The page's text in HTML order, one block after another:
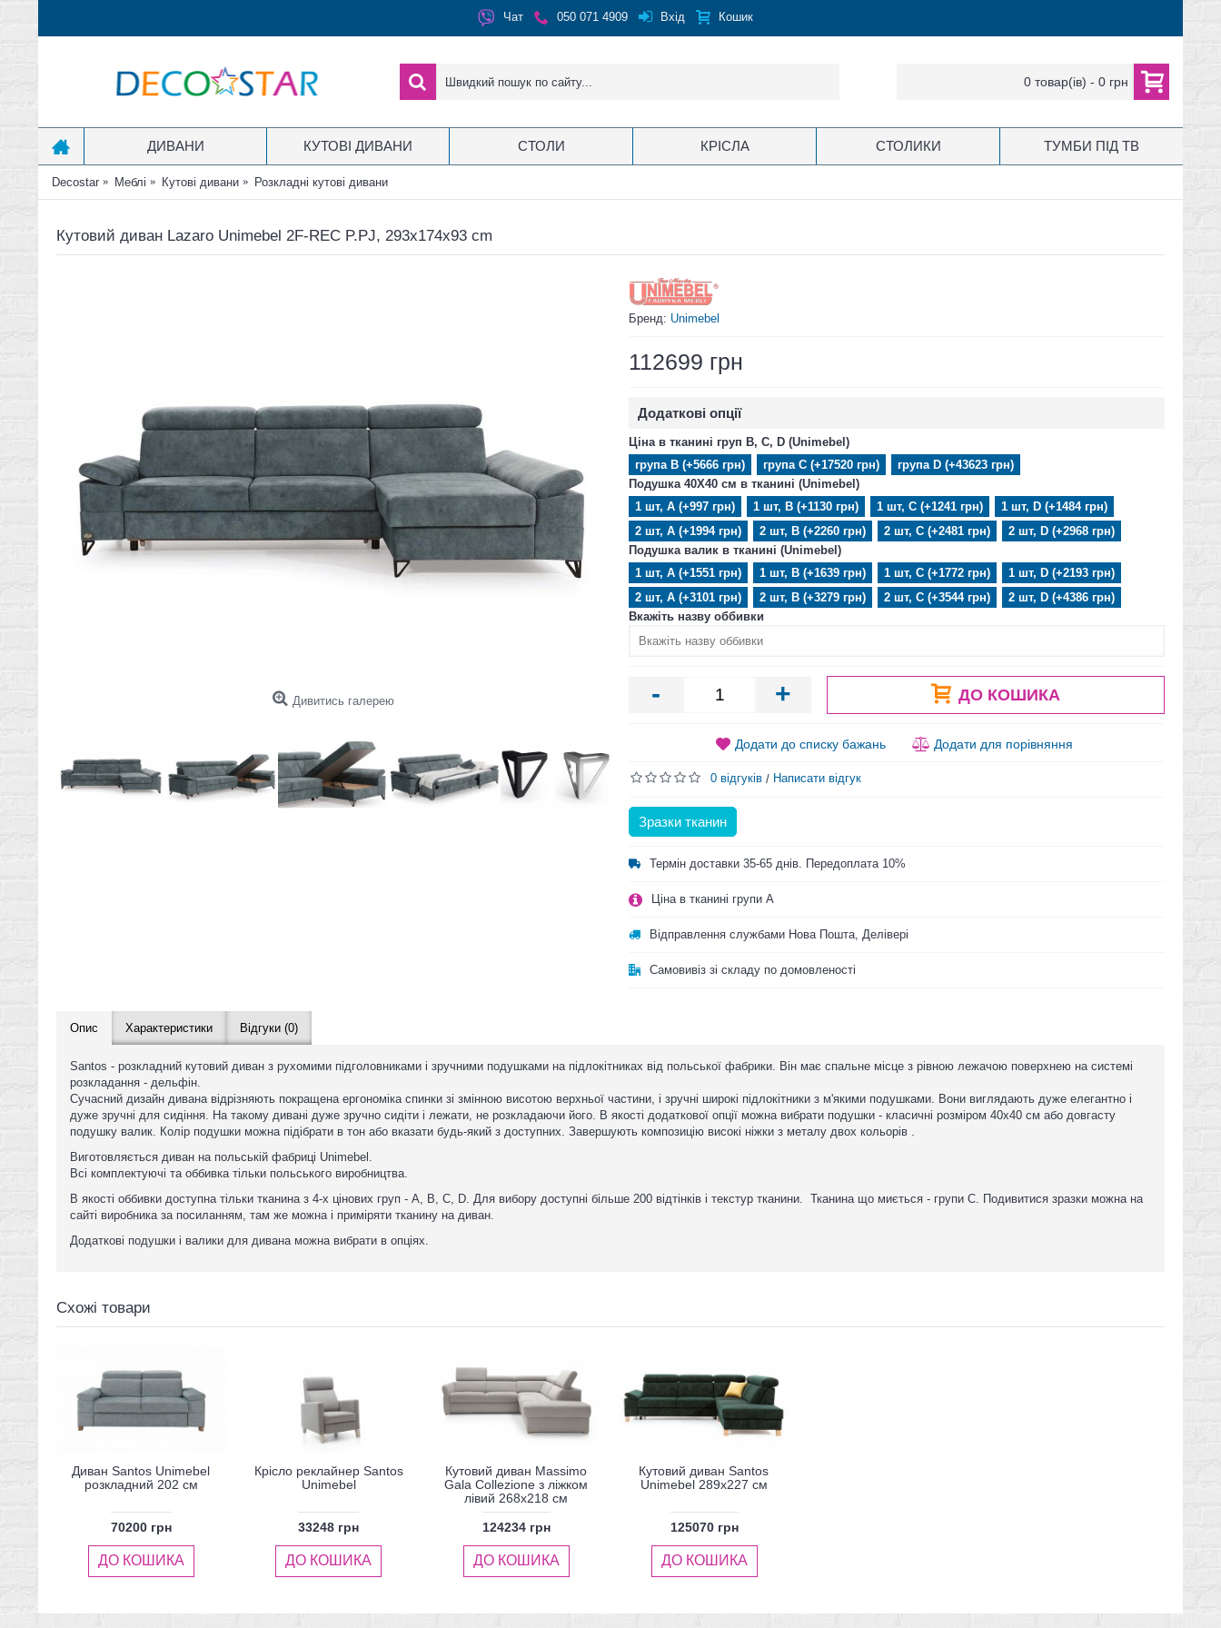
Чат 050 071 4909 Вхід Кошик
0 товар(ів) - 0 грн
ДИВАНИ КУТОВІ ДИВАНИ СТОЛИ КРІСЛА СТОЛИКИ ТУМБИ ПІД ТВ
Decostar Меблі Кутові дивани Розкладні кутові дивани
Кутовий диван Lazaro Unimebel 2F-REC P.PJ, 293x174x93 cm
Дивитись галерею
Бренд: Unimebel
112699 грн
Додаткові опції
Ціна в тканині груп B, C, D (Unimebel)
група B (+5666 грн)
група C (+17520 грн)
група D (+43623 грн)
Подушка 40X40 см в тканині (Unimebel)
1 шт, А (+997 грн)
1 шт, B (+1130 грн) 1 шт, C (+1241 грн)
1 шт, D (+1484 грн)
2 шт, А (+1994 грн)
2 шт, B (+2260 грн) 2 шт, C (+2481 грн)
2 шт, D (+2968 грн)
Подушка валик в тканині (Unimebel)
1 шт, А (+1551 грн)
1 шт, B (+1639 грн) 1 шт, C (+1772 грн)
1 шт, D (+2193 грн)
2 шт, А (+3101 грн)
2 шт, B (+3279 грн) 2 шт, C (+3544 грн)
2 шт, D (+4386 грн)
Вкажіть назву оббивки
- + ДО КОШИКА
Додати до списку бажань Додати для порівняння
0 відгуків / Написати відгук
Зразки тканин
Термін доставки 35-65 днів. Передоплата 10%
Ціна в тканині групи A
Відправлення службами Нова Пошта, Делівері
Самовивіз зі складу по домовленості
Опис Характеристики Відгуки (0)
Santos - розкладний кутовий диван з рухомими підголовниками і зручними подушками на підлокітниках від польської фабрики. Він має спальне місце з рівною лежачою поверхнею на системі
розкладання - дельфін.
Сучасний дизайн дивана відрізняють покращена ергономіка спинки зі змінною висотою верхньої частини, і зручні широкі підлокітники з м'якими подушками. Вони виглядають дуже елегантно і
дуже зручні для сидіння. На такому дивані дуже зручно сидіти і лежати, не розкладаючи його. В якості додаткової опції можна вибрати подушки - класичні розміром 40x40 см або довгасту
подушку валик. Колір подушки можна підібрати в тон або вказати будь-який з доступних. Завершують композицію високі ніжки з металу двох кольорів .
Виготовляється диван на польській фабриці Unimebel.
Всі комплектуючі та оббивка тільки польського виробництва.
В якості оббивки доступна тільки тканина з 4-х цінових груп - A, B, C, D. Для вибору доступні більше 200 відтінків і текстур тканини. Тканина що миється - групи С. Подивитися зразки можна на
сайті виробника за посиланням, там же можна і приміряти тканину на диван.
Додаткові подушки і валики для дивана можна вибрати в опціях.
Схожі товари
Диван Santos Unimebel
розкладний 202 см
70200 грн
ДО КОШИКА
Крісло реклайнер Santos
Unimebel
33248 грн
ДО КОШИКА
Кутовий диван Massimo
Gala Collezione з ліжком
лівий 268x218 см
124234 грн
ДО КОШИКА
Кутовий диван Santos
Unimebel 289x227 см
125070 грн
ДО КОШИКА